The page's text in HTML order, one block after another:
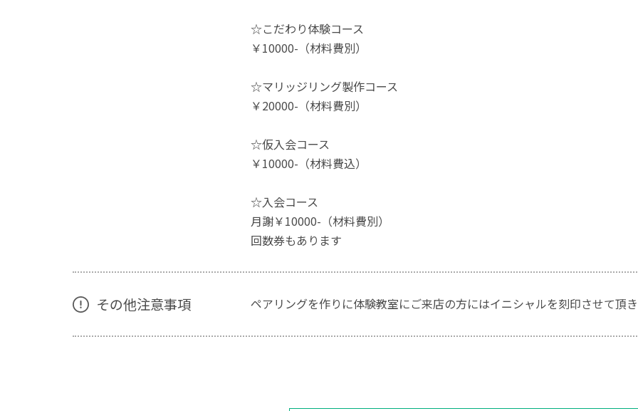
☆こだわり体験コース
￥10000-（材料費別）
☆マリッジリング製作コース
￥20000-（材料費別）
☆仮入会コース
￥10000-（材料費込）
☆入会コース
月謝￥10000-（材料費別）
回数券もあります
その他注意事項 ペアリングを作りに体験教室にご来店の方にはイニシャルを刻印させて頂